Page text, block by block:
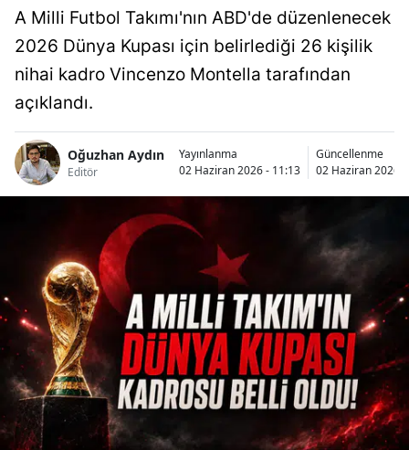
A Milli Futbol Takımı'nın ABD'de düzenlenecek
2026 Dünya Kupası için belirlediği 26 kişilik
nihai kadro Vincenzo Montella tarafından
açıklandı.
Oğuzhan Aydın
Editör
Yayınlanma
02 Haziran 2026 - 11:13
Güncellenme
02 Haziran 2026 -